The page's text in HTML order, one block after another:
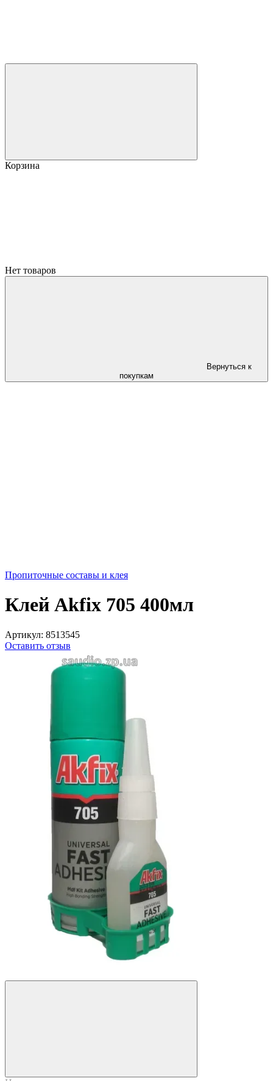
Корзина
Нет товаров
Вернуться к
покупкам
Пропиточные составы и клея
Клей Akfix 705 400мл
Артикул: 8513545
Оставить отзыв